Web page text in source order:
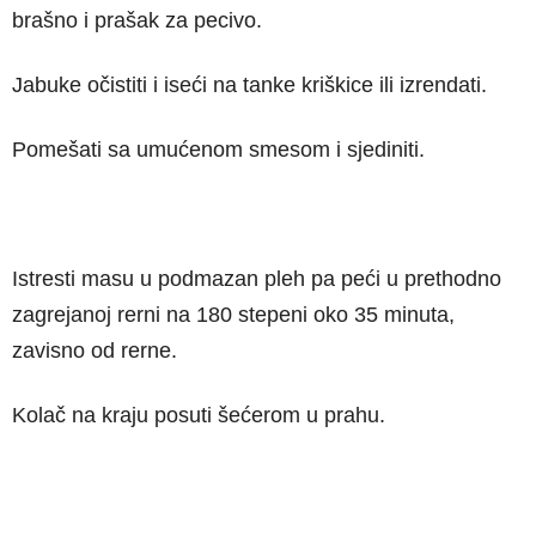
brašno i prašak za pecivo.
Jabuke očistiti i iseći na tanke kriškice ili izrendati.
Pomešati sa umućenom smesom i sjediniti.
Istresti masu u podmazan pleh pa peći u prethodno
zagrejanoj rerni na 180 stepeni oko 35 minuta,
zavisno od rerne.
Kolač na kraju posuti šećerom u prahu.